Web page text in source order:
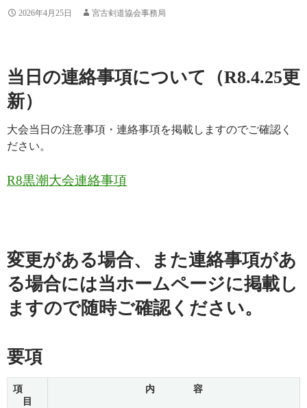
2026年4月25日 宮古剣道協会事務局
当日の連絡事項について（R8.4.25更
新）
大会当日の注意事項・連絡事項を掲載しますのでご確認く
ださい。
R8黒潮大会連絡事項
変更がある場合、また連絡事項があ
る場合には当ホームページに掲載し
ますので随時ご確認ください。
要項
項
目
内 容